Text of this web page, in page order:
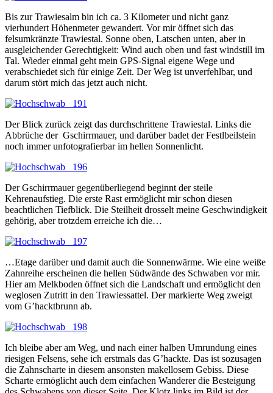
Bis zur Trawiesalm bin ich ca. 3 Kilometer und nicht ganz
vierhundert Höhenmeter gewandert. Vor mir öffnet sich das
felsumkränzte Trawiestal. Sonne oben, Latschen unten, aber in
ausgleichender Gerechtigkeit: Wind auch oben und fast windstill im
Tal. Wieder einmal geht mein GPS-Signal eigene Wege und
verabschiedet sich für einige Zeit. Der Weg ist unverfehlbar, und
darum stört mich das jetzt auch nicht.
Der Blick zurück zeigt das durchschrittene Trawiestal. Links die
Abbrüche der Gschirrmauer, und darüber badet der Festlbeilstein
noch immer unfotografierbar im hellen Sonnenlicht.
Der Gschirrmauer gegenüberliegend beginnt der steile
Kehrenaufstieg. Die erste Rast ermöglicht mir schon diesen
beachtlichen Tiefblick. Die Steilheit drosselt meine Geschwindigkeit
gehörig, aber trotzdem erreiche ich die…
…Etage darüber und damit auch die Sonnenwärme. Wie eine weiße
Zahnreihe erscheinen die hellen Südwände des Schwaben vor mir.
Hier am Melkboden öffnet sich die Landschaft und ermöglicht den
weglosen Zutritt in den Trawiessattel. Der markierte Weg zweigt
vom G’hacktbrunn ab.
Ich bleibe aber am Weg, und nach einer halben Umrundung eines
riesigen Felsens, sehe ich erstmals das G’hackte. Das ist sozusagen
die Zahnscharte in diesem ansonsten makellosem Gebiss. Diese
Scharte ermöglicht auch dem einfachen Wanderer die Besteigung